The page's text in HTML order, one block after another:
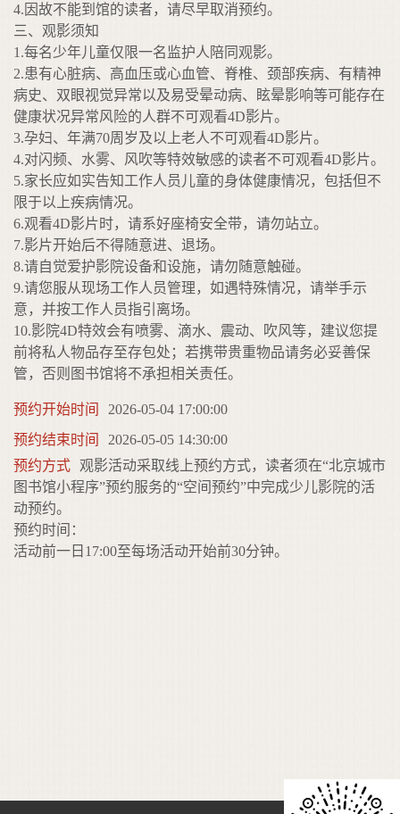
4.因故不能到馆的读者，请尽早取消预约。
三、观影须知
1.每名少年儿童仅限一名监护人陪同观影。
2.患有心脏病、高血压或心血管、脊椎、颈部疾病、有精神
病史、双眼视觉异常以及易受晕动病、眩晕影响等可能存在
健康状况异常风险的人群不可观看4D影片。
3.孕妇、年满70周岁及以上老人不可观看4D影片。
4.对闪频、水雾、风吹等特效敏感的读者不可观看4D影片。
5.家长应如实告知工作人员儿童的身体健康情况，包括但不
限于以上疾病情况。
6.观看4D影片时，请系好座椅安全带，请勿站立。
7.影片开始后不得随意进、退场。
8.请自觉爱护影院设备和设施，请勿随意触碰。
9.请您服从现场工作人员管理，如遇特殊情况，请举手示
意，并按工作人员指引离场。
10.影院4D特效会有喷雾、滴水、震动、吹风等，建议您提
前将私人物品存至存包处；若携带贵重物品请务必妥善保
管，否则图书馆将不承担相关责任。
预约开始时间
2026-05-04 17:00:00
预约结束时间
2026-05-05 14:30:00
预约方式 观影活动采取线上预约方式，读者须在“北京城市
图书馆小程序”预约服务的“空间预约”中完成少儿影院的活
动预约。
预约时间：
活动前一日17:00至每场活动开始前30分钟。